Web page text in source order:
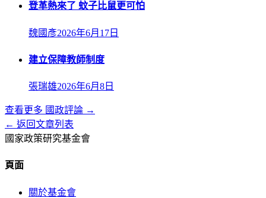
登革熱來了 蚊子比鼠更可怕
魏國彥2026年6月17日
建立保障教師制度
張瑞雄2026年6月8日
查看更多 國政評論 →
← 返回文章列表
國家政策研究基金會
頁面
關於基金會